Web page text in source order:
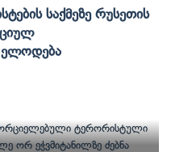
Საქმეზე Რუსეთის